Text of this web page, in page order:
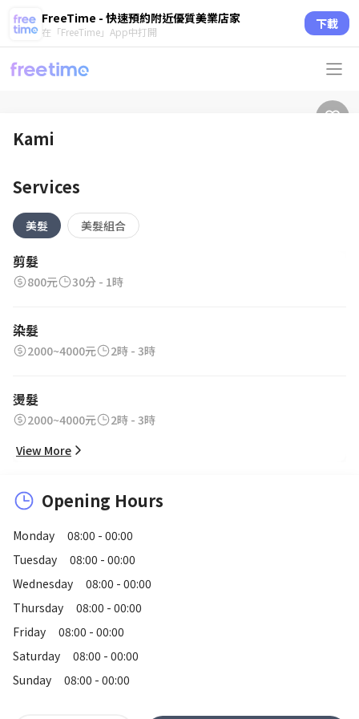
FreeTime - 快速預約附近優質美業店家
在「FreeTime」App中打開 下載
Kami
Services
美髮 美髮組合
剪髮
800元 30分 - 1時
染髮
2000~4000元 2時 - 3時
燙髮
2000~4000元
2時 - 3時
View More
Opening Hours
Monday
08:00 - 00:00
Tuesday
08:00 - 00:00
Wednesday
08:00 - 00:00
Thursday
08:00 - 00:00
Friday
08:00 - 00:00
Saturday
08:00 - 00:00
Sunday
08:00 - 00:00